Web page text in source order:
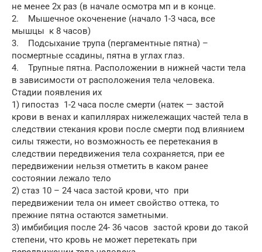
не менее 2х раз (в начале осмотра мп и в конце.
2. Мышечное окоченение (начало 1-3 часа, все
мышцы к 8 часов)
3. Подсыхание трупа (пергаментные пятна) –
посмертные ссадины, пятна в углах глаз.
4. Трупные пятна. Расположении в нижней части тела
в зависимости от расположения тела человека.
Стадии появления их
1) гипостаз 1-2 часа после смерти (натек — застой
крови в венах и капиллярах нижележащих частей тела в
следствии стекания крови после смерти под влиянием
силы тяжести, но возможность ее перетекания в
следствии передвижения тела сохраняется, при ее
передвижении нельзя отметить в каком ранее
состоянии лежало тело
2) стаз 10 – 24 часа застой крови, что при
передвижении тела он имеет свойство оттека, то
прежние пятна остаются заметными.
3) имбибиция после 24- 36 часов застой крови до такой
степени, что кровь не может перетекать при